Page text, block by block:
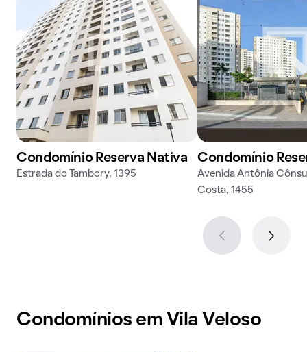
Condomínio Reserva Nativa
Estrada do Tambory, 1395
Condomínio
Avenida Antônia
Costa, 1455
Condomínios em Vila Veloso